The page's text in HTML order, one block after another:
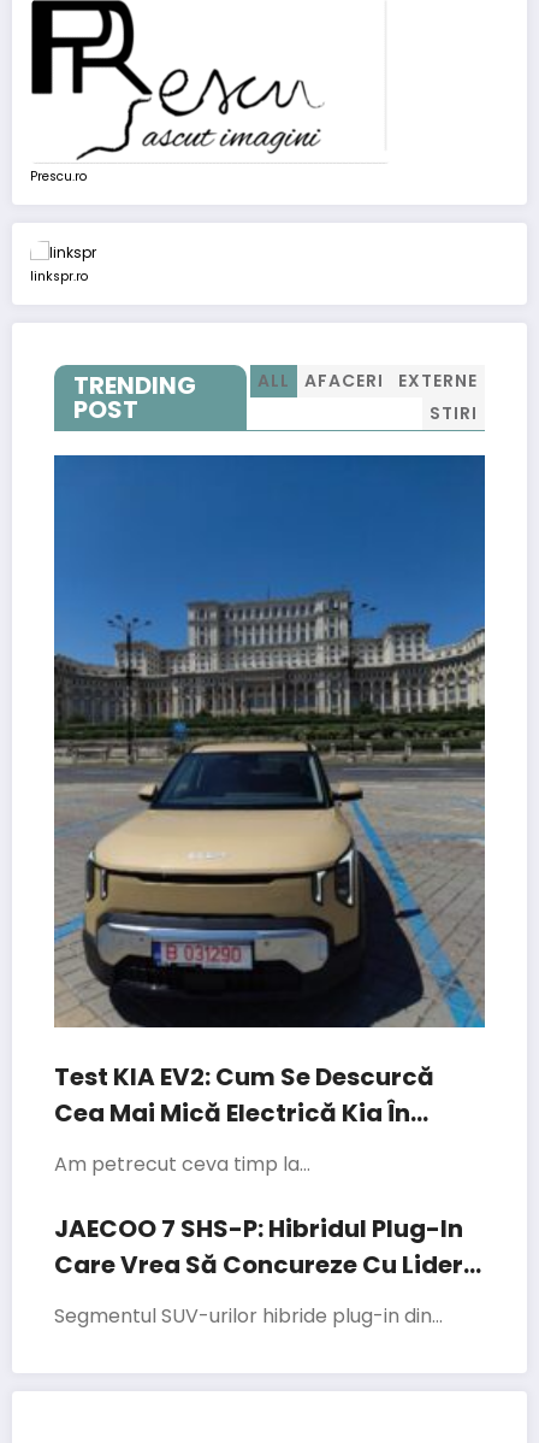
Prescu.ro
linkspr.ro
TRENDING
POST
ALL AFACERI
EXTERNE
STIRI
Test KIA EV2: Cum Se Descurcă
Cea Mai Mică Electrică Kia În
Traficul Din București
Am petrecut ceva timp la…
JAECOO 7 SHS-P: Hibridul Plug-In
Care Vrea Să Concureze Cu Liderii
Segmentului
Segmentul SUV-urilor hibride plug-in din…